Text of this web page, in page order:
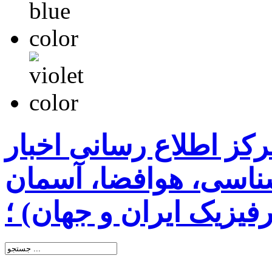
اطلاع رسانی اخبار
هوافضا، آسمان
ایران و جهان) ؛